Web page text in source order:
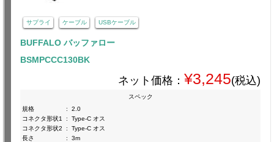
サプライ ケーブル USBケーブル
BUFFALO バッファロー
BSMPCCC130BK
ネット価格： ¥3,245(税込)
スペック
規格
:
2.0
コネクタ形状1
:
Type-C オス
コネクタ形状2
:
Type-C オス
長さ
: 3m